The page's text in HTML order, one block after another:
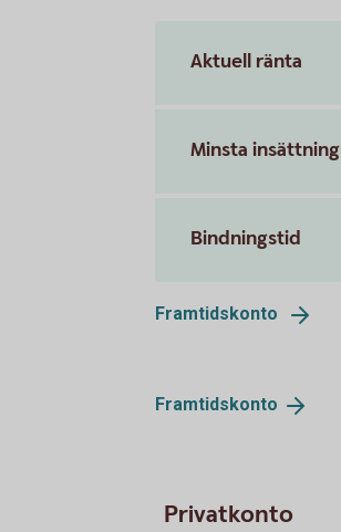
Aktuell ränta
Minsta insättning
Bindningstid
Framtidskonto
Framtidskonto
Privatkonto